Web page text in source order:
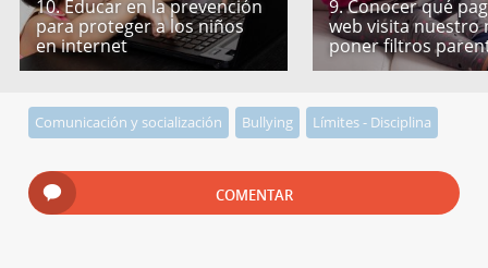
10. Educar en la prevención
para proteger a los niños
en internet
9. Conocer qué
web visita nuestro
poner filtros
Comunicación y socialización Bullying Límites - Disciplina
COMENTAR